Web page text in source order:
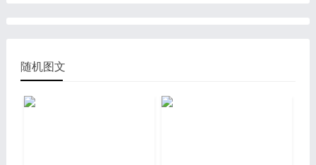
随机图文